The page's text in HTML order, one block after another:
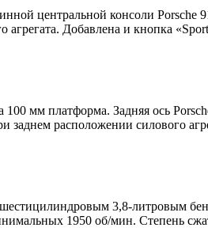
центральной консоли Porsche
Добавлена и кнопка
мм платформа. Задняя ось
расположении силового
3,8-литровым
1950 об/мин. Степень